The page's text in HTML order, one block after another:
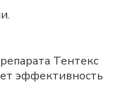
Тентекс
эффективность